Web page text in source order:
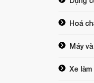
Hoá
Máy
Xe